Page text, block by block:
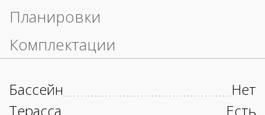
Планировки
Комплектации
Бассейн
Нет
Терасса
Есть